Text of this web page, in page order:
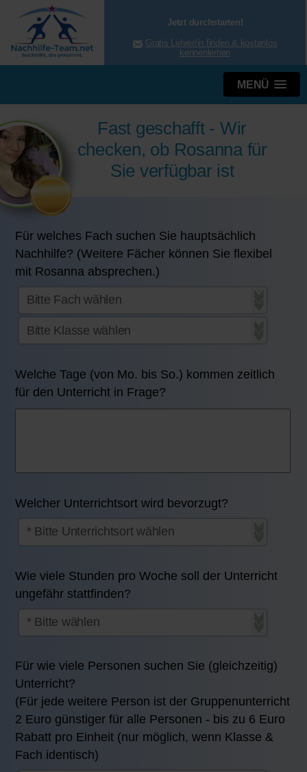
Jetzt durchstarten!
Gratis Lehrer/in finden & kostenlos
kennenlernen
MENÜ
Fast geschafft - Wir
checken, ob Rosanna für
Sie verfügbar ist
Für welches Fach suchen Sie hauptsächlich
Nachhilfe? (Weitere Fächer können Sie flexibel
mit Rosanna absprechen.)
Welche Tage (von Mo. bis So.) kommen zeitlich
für den Unterricht in Frage?
Welcher Unterrichtsort wird bevorzugt?
Wie viele Stunden pro Woche soll der Unterricht
ungefähr stattfinden?
Für wie viele Personen suchen Sie (gleichzeitig)
Unterricht?
(Für jede weitere Person ist der Gruppenunterricht
2 Euro günstiger für alle Personen - bis zu 6 Euro
Rabatt pro Einheit (nur möglich, wenn Klasse &
Fach identisch)